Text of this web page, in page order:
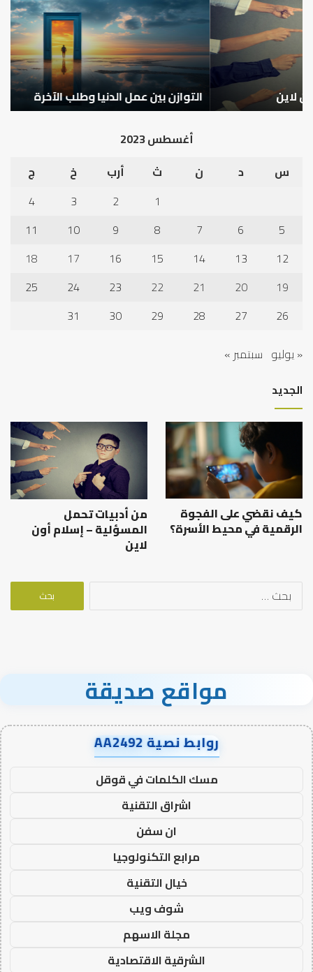
الدنيا
وطلب
الآخرة
التوازن بين عمل الدنيا وطلب الآخرة
أغسطس 2023
س
د ن ث أرب خ
ج
1
2
3
4
5
6
7
8
9
10
11
12
13
14
15
16
17
18
19
20
21
22
23
24
25
26
27
28
29
30
31
« يوليو سبتمبر »
الجديد
كيف نقضي على الفجوة
الرقمية في محيط الأسرة؟
من أدبيات تحمل
المسؤلية – إسلام أون
لاين
البحث
مواقع صديقة
روابط نصية AA2492
مسك الكلمات في قوقل
اشراق التقنية
ان سفن
مرابع التكنولوجيا
خيال التقنية
شوف ويب
مجلة الاسهم
الشرقية الاقتصادية